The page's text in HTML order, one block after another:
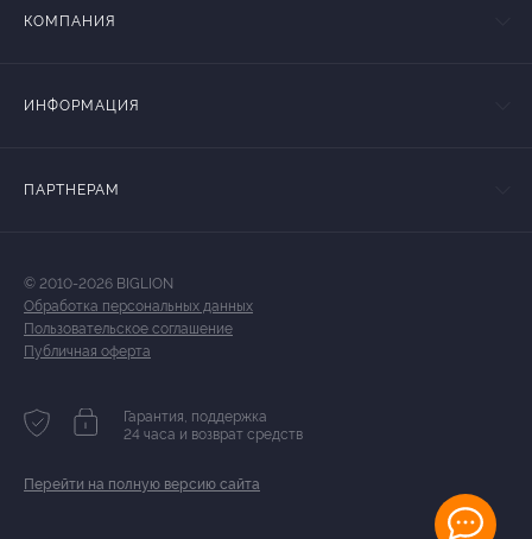
КОМПАНИЯ
ИНФОРМАЦИЯ
ПАРТНЕРАМ
© 2010-2026 BIGLION
Обработка персональных данных
Пользовательское соглашение
Публичная оферта
Гарантия, поддержка
24 часа и возврат средств
Перейти на полную версию сайта